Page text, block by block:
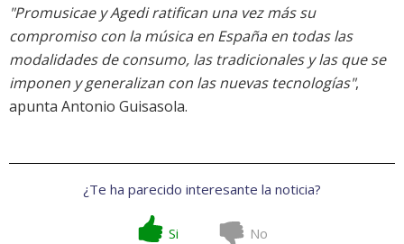
"Promusicae y Agedi ratifican una vez más su
compromiso con la música en España en todas las
modalidades de consumo, las tradicionales y las que se
imponen y generalizan con las nuevas tecnologías",
apunta Antonio Guisasola.
¿Te ha parecido interesante la noticia?
Si No